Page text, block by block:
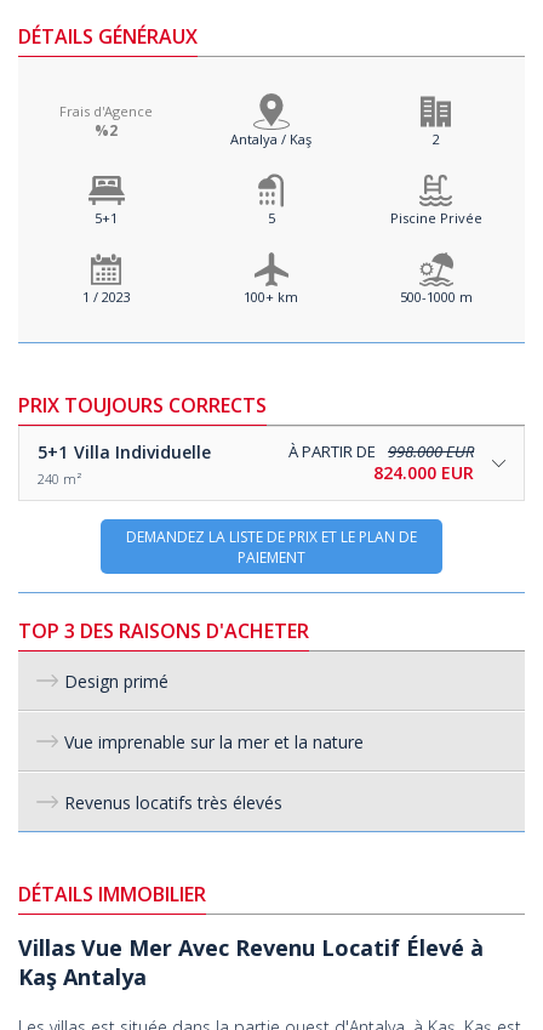
DÉTAILS GÉNÉRAUX
Frais d'Agence
%2 Antalya / Kaş 2
5+1 5 Piscine Privée
1 / 2023 100+ km 500-1000 m
PRIX TOUJOURS CORRECTS
5+1 Villa Individuelle
240 m²
À PARTIR DE 998.000 EUR
824.000 EUR
DEMANDEZ LA LISTE DE PRIX ET LE PLAN DE
PAIEMENT
TOP 3 DES RAISONS D'ACHETER
Design primé
Vue imprenable sur la mer et la nature
Revenus locatifs très élevés
DÉTAILS IMMOBILIER
Villas Vue Mer Avec Revenu Locatif Élevé à
Kaş Antalya